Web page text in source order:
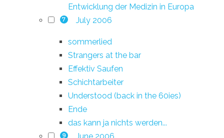
Entwicklung der Medizin in Europa
7 July 2006
sommerlied
Strangers at the bar
Effektiv Saufen
Schichtarbeiter
Understood (back in the 60ies)
Ende
das kann ja nichts werden...
9